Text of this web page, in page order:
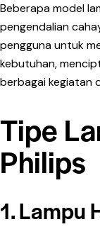
Beberapa model
pengendalian
pengguna untuk
kebutuhan,
berbagai kegiatan
Tipe
Philips
1. Lampu